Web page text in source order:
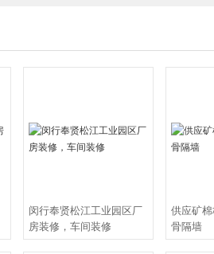
，售后服务部等，确保每一步做到专业，
办公室联络方式就您的提供咨询建议。二、
专业人员免费为客户进行专业现场测量。
供三年质保，公司接到报修电话,24小时到
室，休闲厅，多媒体室，公开办公区效果
楼，写字间效果图，大厅、门厅，接待台，
营业厅效果图，医院，学校，书店，少年
闵行奉贤松江工业园区厂
房装修，车间装修
供应矿
骨隔墙